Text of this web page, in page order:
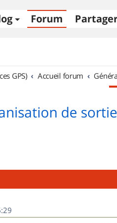
Forum
GPS)
Accueil forum
de